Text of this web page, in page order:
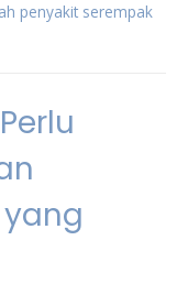
penyakit serempak